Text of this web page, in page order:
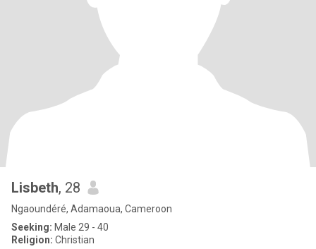
Lisbeth, 28
Ngaoundéré, Adamaoua, Cameroon
Seeking: Male 29 - 40
Religion: Christian